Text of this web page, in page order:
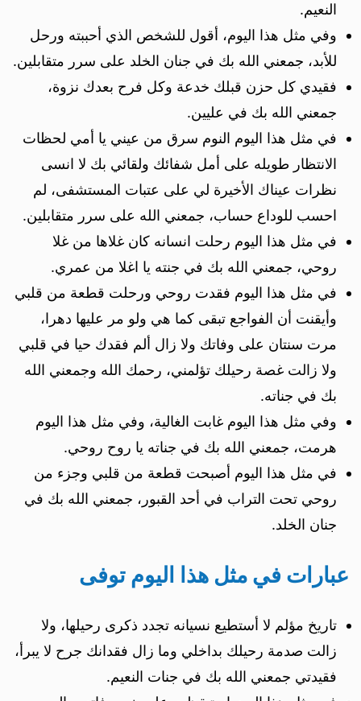
النعيم.
وفي مثل هذا اليوم، أقول للشخص الذي أحببته ورحل
للأبد، جمعني الله بك في جنان الخلد على سرر متقابلين.
فقيدي كل حزن قبلك خدعة وكل فرح بعدك نزوة،
جمعني الله بك في عليين.
في مثل هذا اليوم النوم سرق من عيني يا أمي لحظات
الانتظار طويله على أمل شفائك ولقائي بك لا انسى
نظرات عيناك الأخيرة لي على عتبات المستشفى، لم
احسب للوداع حساب، جمعني الله على سرر متقابلين.
في مثل هذا اليوم رحلت انسانه كان غلاها من غلا
روحي، جمعني الله بك في جنته يا اغلا من عمري.
في مثل هذا اليوم فقدت روحي ورحلت قطعة من قلبي
وأيقنت أن الفواجع تبقى كما هي ولو مر عليها دهرا،
مرت سنتان على وفاتك ولا زال ألم فقدك حيا في قلبي
ولا زالت غصة رحيلك تؤلمني، رحمك الله وجمعني الله
بك في جناته.
وفي مثل هذا اليوم غابت الغالية، وفي مثل هذا اليوم
هرمت، جمعني الله بك في جناته يا روح روحي.
في مثل هذا اليوم أصبحت قطعة من قلبي وجزء من
روحي تحت التراب في أحد القبور، جمعني الله بك في
جنان الخلد.
عبارات في مثل هذا اليوم توفى
تاريخ مؤلم لا أستطيع نسيانه تجدد ذكرى رحيلها، ولا
زالت صدمة رحيلك بداخلي وما زال فقدانك جرح لا يبرأ،
فقيدتي جمعني الله بك في جنات النعيم.